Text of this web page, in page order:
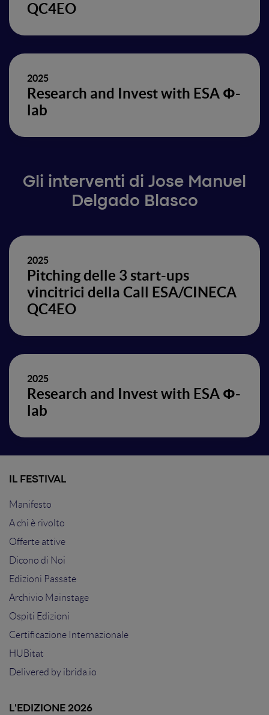
QC4EO
2025
Research and Invest with ESA Φ-
lab
Gli interventi di Jose Manuel
Delgado Blasco
2025
Pitching delle 3 start-ups
vincitrici della Call ESA/CINECA
QC4EO
2025
Research and Invest with ESA Φ-
lab
IL FESTIVAL
Manifesto
A chi è rivolto
Offerte attive
Dicono di Noi
Edizioni Passate
Archivio Mainstage
Ospiti Edizioni
Certificazione Internazionale
HUBitat
Delivered by ibrida.io
L'EDIZIONE 2026